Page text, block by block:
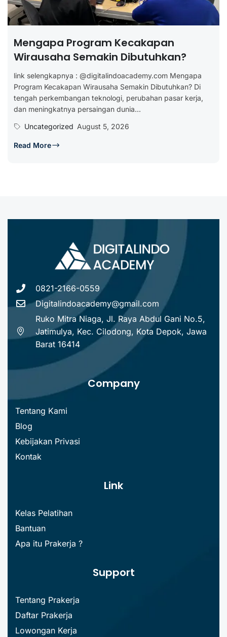
Mengapa Program Kecakapan
Wirausaha Semakin Dibutuhkan?
link selengkapnya : @digitalindoacademy.com Mengapa
Program Kecakapan Wirausaha Semakin Dibutuhkan? Di
tengah perkembangan teknologi, perubahan pasar kerja,
dan meningkatnya persaingan dunia...
Uncategorized August 5, 2026
Read More
0821-2166-0559
Digitalindoacademy@gmail.com
Ruko Mitra Niaga, Jl. Raya Abdul Gani No.5,
Jatimulya, Kec. Cilodong, Kota Depok, Jawa
Barat 16414
Company
Tentang Kami
Blog
Kebijakan Privasi
Kontak
Link
Kelas Pelatihan
Bantuan
Apa itu Prakerja ?
Support
Tentang Prakerja
Daftar Prakerja
Lowongan Kerja